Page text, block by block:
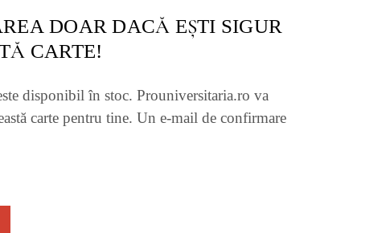
DOAR DACĂ EŞTI SIGUR
CARTE!
disponibil în stoc. Prouniversitaria.ro va
carte pentru tine. Un e-mail de confirmare